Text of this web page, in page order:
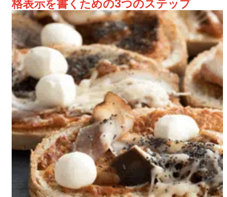
格表示を書くための3つのステップ